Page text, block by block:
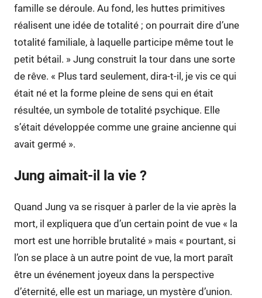
famille se déroule. Au fond, les huttes primitives
réalisent une idée de totalité ; on pourrait dire d’une
totalité familiale, à laquelle participe même tout le
petit bétail. » Jung construit la tour dans une sorte
de rêve. « Plus tard seulement, dira-t-il, je vis ce qui
était né et la forme pleine de sens qui en était
résultée, un symbole de totalité psychique. Elle
s’était développée comme une graine ancienne qui
avait germé ».
Jung aimait-il la vie ?
Quand Jung va se risquer à parler de la vie après la
mort, il expliquera que d’un certain point de vue « la
mort est une horrible brutalité » mais « pourtant, si
l’on se place à un autre point de vue, la mort paraît
être un événement joyeux dans la perspective
d’éternité, elle est un mariage, un mystère d’union.